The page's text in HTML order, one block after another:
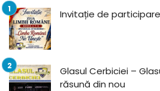
Invitație de participare
Glasul Cerbiciei –
răsună din nou